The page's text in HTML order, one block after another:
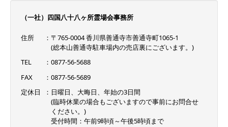
（一社）四国八十八ヶ所霊場会事務所
住所
〒765-0004 香川県善通寺市善通寺町1065-1
(総本山善通寺駐車場内の売店裏にございます。)
TEL
0877-56-5688
FAX
0877-56-5689
定休日
日曜日、大晦日、年始の3日間
(臨時休業の場合もございますので事前にお問合せ
ください。)
受付時間：午前9時頃～午後5時頃まで